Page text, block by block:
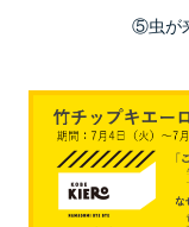
⑤虫が